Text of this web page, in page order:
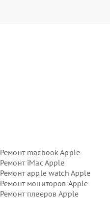
Ремонт macbook Apple
Ремонт iMac Apple
Ремонт apple watch Apple
Ремонт мониторов Apple
Ремонт плееров Apple